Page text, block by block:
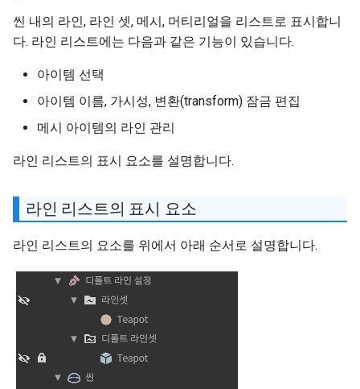
씬 내의 라인, 라인 셋, 메시, 머티리얼을 리스트로 표시합니
다. 라인 리스트에는 다음과 같은 기능이 있습니다.
아이템 선택
아이템 이름, 가시성, 변환(transform) 잠금 편집
메시 아이템의 라인 관리
라인 리스트의 표시 요소를 설명합니다.
라인 리스트의 표시 요소
라인 리스트의 요소를 위에서 아래 순서로 설명합니다.